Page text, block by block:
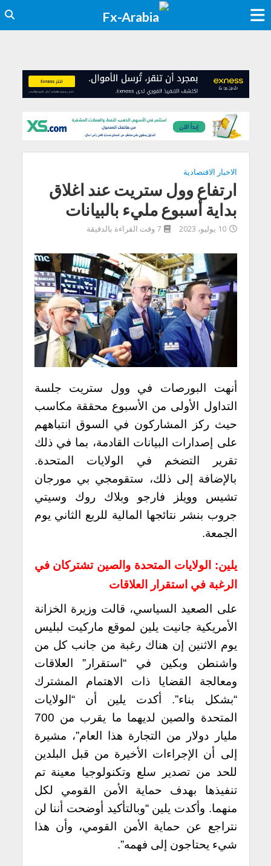
الاخبار الاقتصادية
ارتفاع وول ستريت عند اغلاق
بداية أسبوع مليء بالبيانات
10 يوليو، 2023 7 وقت القراءة بالدقيقة
أنهت البورصات في وول ستريت جلسة
التداول الأولى من الأسبوع محققة مكاسب
حيث ركز المشاركون في السوق انتباههم
على إصدارات البيانات القادمة، بما في ذلك
تقرير التضخم في الولايات المتحدة.
بالإضافة إلى ذلك، ستقومجي بي مورجان
تشيس وويلز فارجو وبلاك روك وسيتي
جروب بنشر نتائجها المالية للربع الثاني يوم
الجمعة.
يلين: الولايات المتحدة والصين تشتركان في
الرغبة في استقرار العلاقات
على الصعيد السياسي، قالت وزيرة الخزانة
الأمريكية جانيت يلين لموقع ماركيت لبليس
يوم الاثنين إن هناك رغبة من جانب كل من
واشنطن وبكين في “استقرار” العلاقات
ومعالجة القضايا ذات الاهتمام المشترك
“بشكل بناء”.
أكدت يلين أن “الولايات
المتحدة والصين لديهما ما يقرب من 700
مليار دولار من التجارة هذا العام”، مشيرة
إلى أن الإجراءات الأخيرة من قبل البلدين
للحد من تصدير سلع وتكنولوجيا معينة تم
تنفيذها بهدف حماية الأمن القومي لكل
منهما. وأكدت يلين “وبالتأكيد أوضحت أننا لن
نتراجع عن حماية الأمن القومي، وأن هذا
شيء يحتاجون إلى فهمه”.